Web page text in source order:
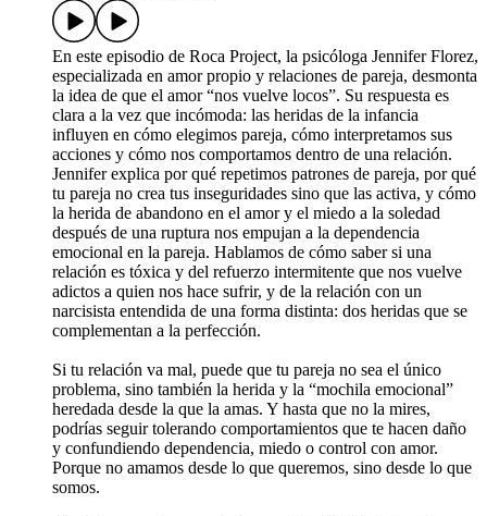
En este episodio de Roca Project, la psicóloga Jennifer Florez,
especializada en amor propio y relaciones de pareja, desmonta
la idea de que el amor “nos vuelve locos”. Su respuesta es
clara a la vez que incómoda: las heridas de la infancia
influyen en cómo elegimos pareja, cómo interpretamos sus
acciones y cómo nos comportamos dentro de una relación.
Jennifer explica por qué repetimos patrones de pareja, por qué
tu pareja no crea tus inseguridades sino que las activa, y cómo
la herida de abandono en el amor y el miedo a la soledad
después de una ruptura nos empujan a la dependencia
emocional en la pareja. Hablamos de cómo saber si una
relación es tóxica y del refuerzo intermitente que nos vuelve
adictos a quien nos hace sufrir, y de la relación con un
narcisista entendida de una forma distinta: dos heridas que se
complementan a la perfección.
Si tu relación va mal, puede que tu pareja no sea el único
problema, sino también la herida y la “mochila emocional”
heredada desde la que la amas. Y hasta que no la mires,
podrías seguir tolerando comportamientos que te hacen daño
y confundiendo dependencia, miedo o control con amor.
Porque no amamos desde lo que queremos, sino desde lo que
somos.